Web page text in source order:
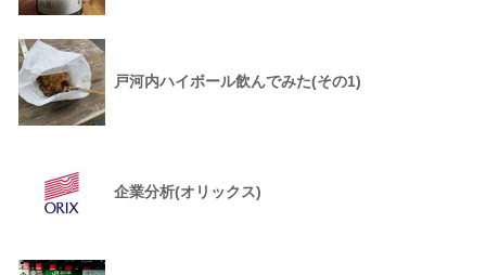
戸河内ハイボール飲んでみた(その1)
企業分析(オリックス)